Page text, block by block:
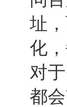
址
化
对
都